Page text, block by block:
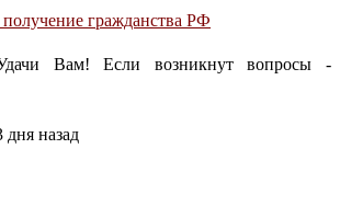
гражданства РФ
Вам! Если возникнут вопросы -
дня назад